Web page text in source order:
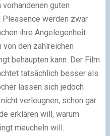
guten
Pleasence werden zwar
ihre Angelegenheit
den zahlreichen
behaupten kann. Der Film
tatsächlich besser als
lassen sich jedoch
verleugnen, schon gar
erklären will, warum
meucheln will.